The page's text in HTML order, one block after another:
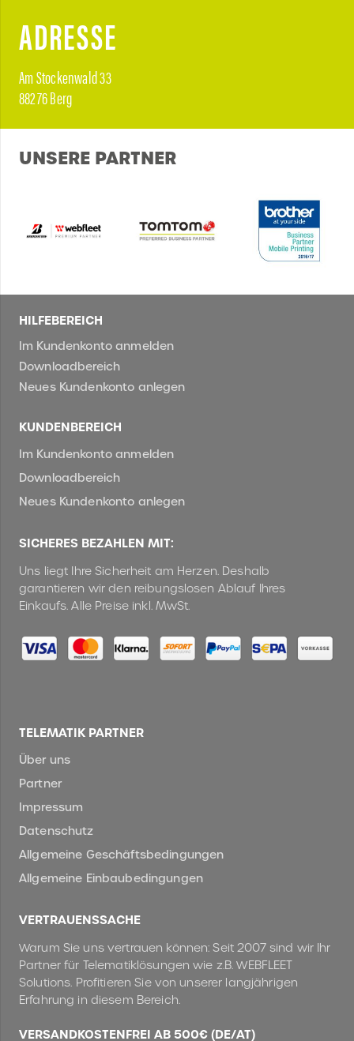
ADRESSE
Am Stockenwald 33
88276 Berg
UNSERE PARTNER
HILFEBEREICH
Im Kundenkonto anmelden
Downloadbereich
Neues Kundenkonto anlegen
KUNDENBEREICH
Im Kundenkonto anmelden
Downloadbereich
Neues Kundenkonto anlegen
SICHERES BEZAHLEN MIT:
Uns liegt Ihre Sicherheit am Herzen. Deshalb
garantieren wir den reibungslosen Ablauf Ihres
Einkaufs. Alle Preise inkl. MwSt.
TELEMATIK PARTNER
Über uns
Partner
Impressum
Datenschutz
Allgemeine Geschäftsbedingungen
Allgemeine Einbaubedingungen
VERTRAUENSSACHE
Warum Sie uns vertrauen können: Seit 2007 sind wir Ihr
Partner für Telematiklösungen wie z.B. WEBFLEET
Solutions. Profitieren Sie von unserer langjährigen
Erfahrung in diesem Bereich.
VERSANDKOSTENFREI AB 500€ (DE/AT)